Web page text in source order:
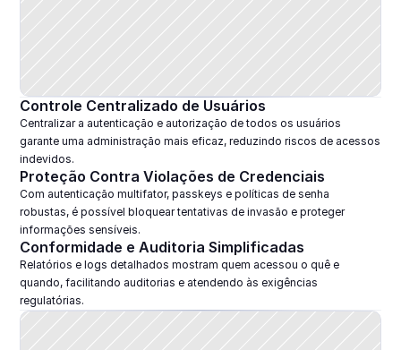
Controle Centralizado de Usuários
Centralizar a autenticação e autorização de todos os usuários
garante uma administração mais eficaz, reduzindo riscos de acessos
indevidos.
Proteção Contra Violações de Credenciais
Com autenticação multifator, passkeys e políticas de senha
robustas, é possível bloquear tentativas de invasão e proteger
informações sensíveis.
Conformidade e Auditoria Simplificadas
Relatórios e logs detalhados mostram quem acessou o quê e
quando, facilitando auditorias e atendendo às exigências
regulatórias.